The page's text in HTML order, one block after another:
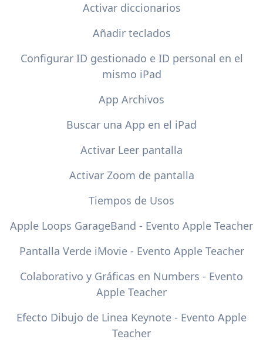
Activar diccionarios
Añadir teclados
Configurar ID gestionado e ID personal en el
mismo iPad
App Archivos
Buscar una App en el iPad
Activar Leer pantalla
Activar Zoom de pantalla
Tiempos de Usos
Apple Loops GarageBand - Evento Apple Teacher
Pantalla Verde iMovie - Evento Apple Teacher
Colaborativo y Gráficas en Numbers - Evento
Apple Teacher
Efecto Dibujo de Linea Keynote - Evento Apple
Teacher